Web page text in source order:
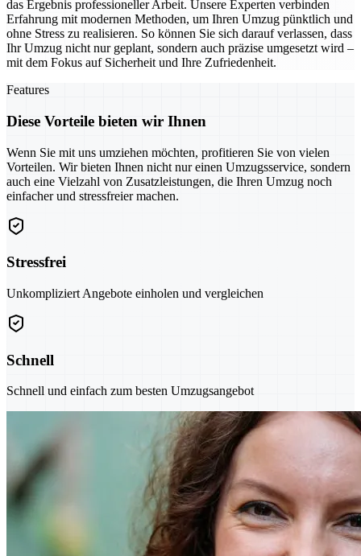
das Ergebnis professioneller Arbeit. Unsere Experten verbinden
Erfahrung mit modernen Methoden, um Ihren Umzug pünktlich und
ohne Stress zu realisieren. So können Sie sich darauf verlassen, dass
Ihr Umzug nicht nur geplant, sondern auch präzise umgesetzt wird –
mit dem Fokus auf Sicherheit und Ihre Zufriedenheit.
Features
Diese Vorteile bieten wir Ihnen
Wenn Sie mit uns umziehen möchten, profitieren Sie von vielen
Vorteilen. Wir bieten Ihnen nicht nur einen Umzugsservice, sondern
auch eine Vielzahl von Zusatzleistungen, die Ihren Umzug noch
einfacher und stressfreier machen.
Stressfrei
Unkompliziert Angebote einholen und vergleichen
Schnell
Schnell und einfach zum besten Umzugsangebot